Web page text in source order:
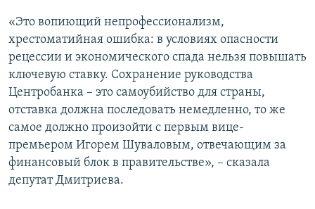
«Это вопиющий непрофессионализм,
хрестоматийная ошибка: в условиях опасности
рецессии и экономического спада нельзя повышать
ключевую ставку. Сохранение руководства
Центробанка – это самоубийство для страны,
отставка должна последовать немедленно, то же
самое должно произойти с первым вице-
премьером Игорем Шуваловым, отвечающим за
финансовый блок в правительстве», – сказала
депутат Дмитриева.